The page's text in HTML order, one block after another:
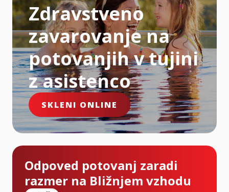
Zdravstveno
zavarovanje na
potovanjih v tujini
z asistenco
SKLENI ONLINE
Odpoved potovanj zaradi
razmer na Bližnjem vzhodu